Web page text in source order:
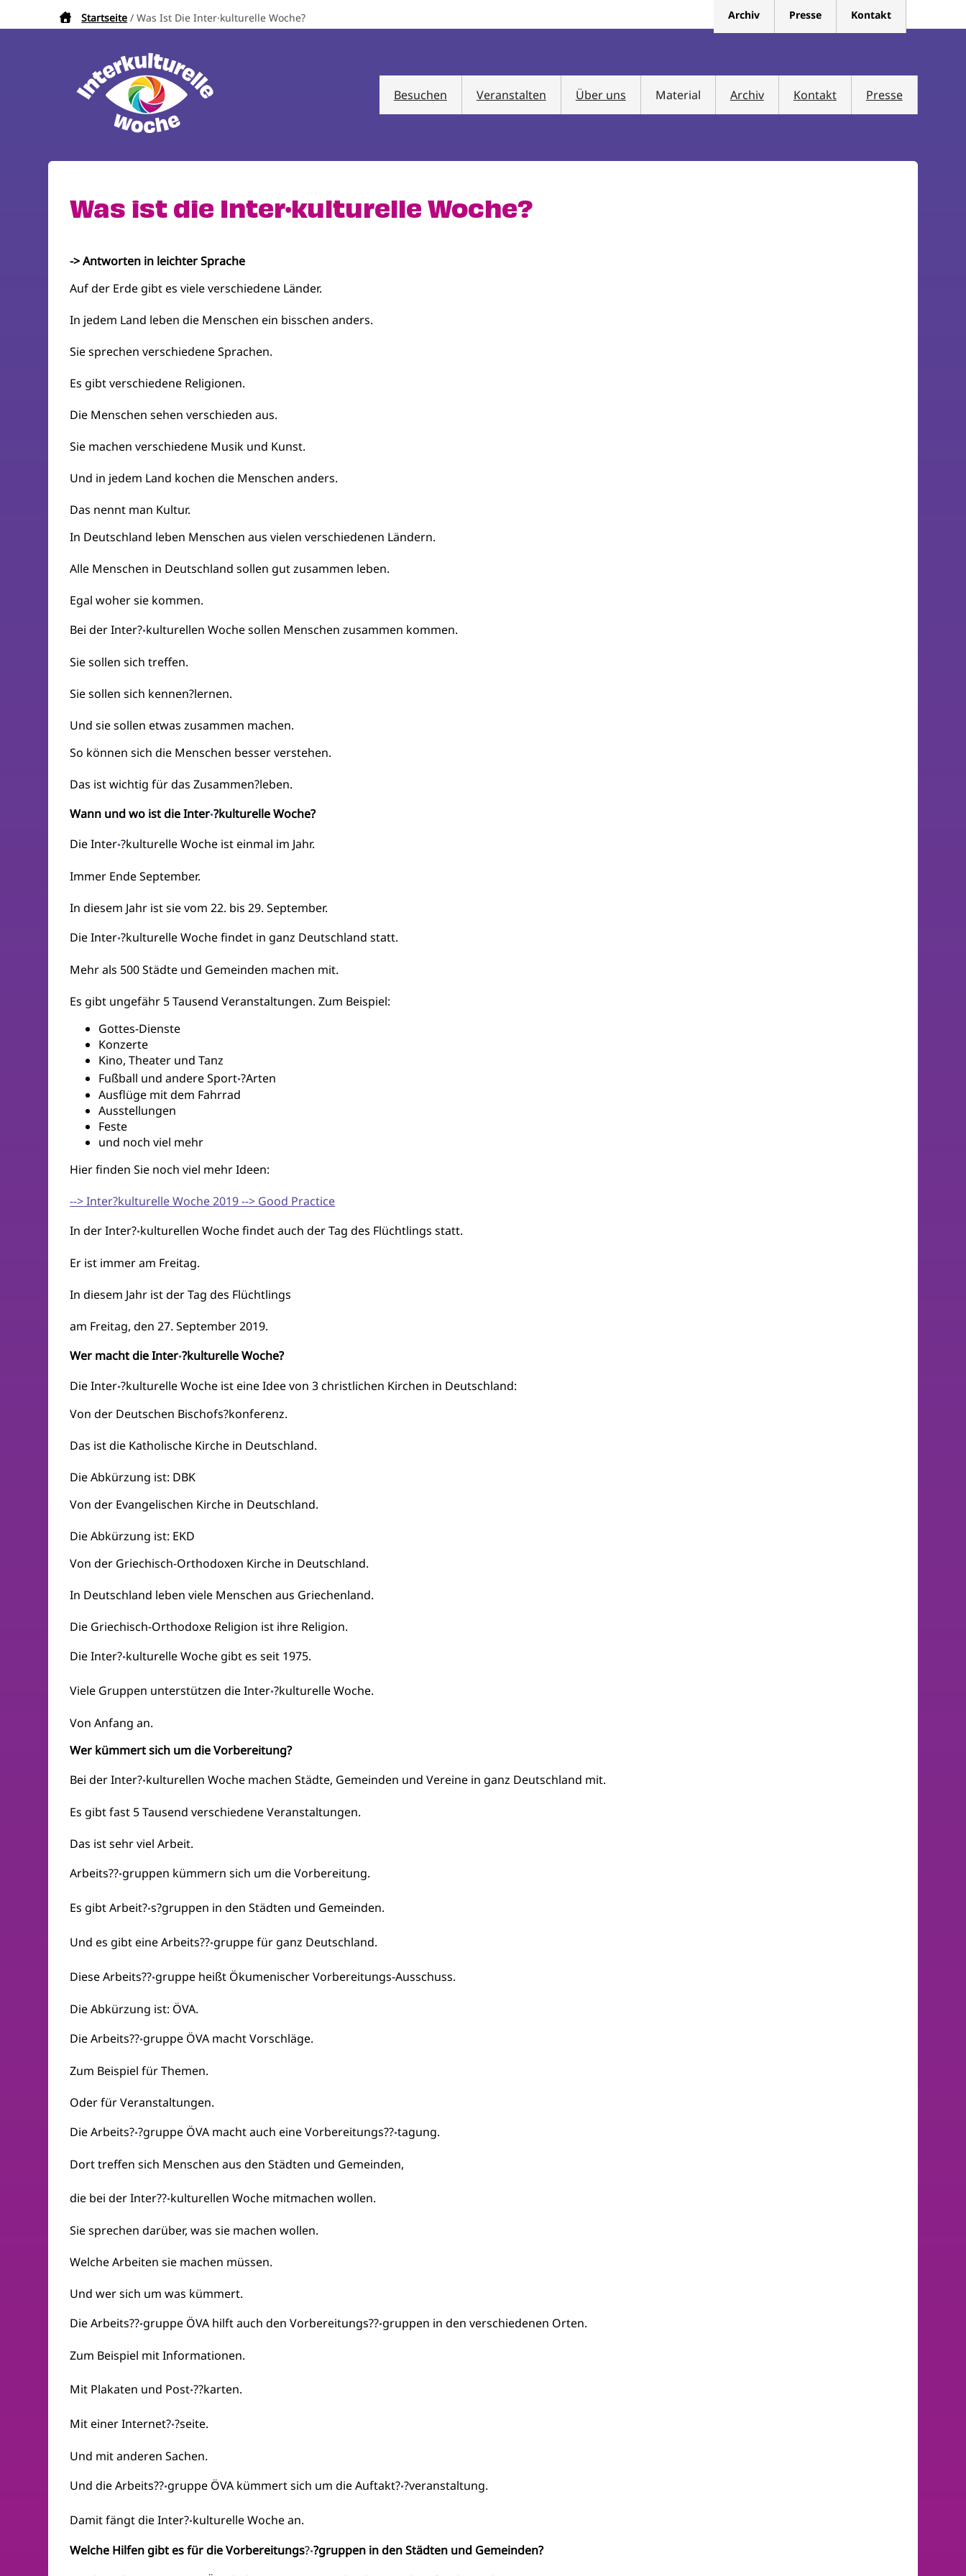
Pfadnavigation
Startseite Was Ist Die Inter·kulturelle Woche? Archiv Presse Kontakt
Besuchen Veranstalten Über uns Material Archiv Kontakt Presse
Was ist die Inter·kulturelle Woche?
-> Antworten in leichter Sprache
Auf der Erde gibt es viele verschiedene Länder.
In jedem Land leben die Menschen ein bisschen anders.
Sie sprechen verschiedene Sprachen.
Es gibt verschiedene Religionen.
Die Menschen sehen verschieden aus.
Sie machen verschiedene Musik und Kunst.
Und in jedem Land kochen die Menschen anders.
Das nennt man Kultur.
In Deutschland leben Menschen aus vielen verschiedenen Ländern.
Alle Menschen in Deutschland sollen gut zusammen leben.
Egal woher sie kommen.
Bei der Inter?·kulturellen Woche sollen Menschen zusammen kommen.
Sie sollen sich treffen.
Sie sollen sich kennen?lernen.
Und sie sollen etwas zusammen machen.
So können sich die Menschen besser verstehen.
Das ist wichtig für das Zusammen?leben.
Wann und wo ist die Inter·?kulturelle Woche?
Die Inter·?kulturelle Woche ist einmal im Jahr.
Immer Ende September.
In diesem Jahr ist sie vom 22. bis 29. September.
Die Inter·?kulturelle Woche findet in ganz Deutschland statt.
Mehr als 500 Städte und Gemeinden machen mit.
Es gibt ungefähr 5 Tausend Veranstaltungen. Zum Beispiel:
Gottes-Dienste
Konzerte
Kino, Theater und Tanz
Fußball und andere Sport·?Arten
Ausflüge mit dem Fahrrad
Ausstellungen
Feste
und noch viel mehr
Hier finden Sie noch viel mehr Ideen:
--> Inter?kulturelle Woche 2019 --> Good Practice
In der Inter?·kulturellen Woche findet auch der Tag des Flüchtlings statt.
Er ist immer am Freitag.
In diesem Jahr ist der Tag des Flüchtlings
am Freitag, den 27. September 2019.
Wer macht die Inter·?kulturelle Woche?
Die Inter·?kulturelle Woche ist eine Idee von 3 christlichen Kirchen in Deutschland:
Von der Deutschen Bischofs?konferenz.
Das ist die Katholische Kirche in Deutschland.
Die Abkürzung ist: DBK
Von der Evangelischen Kirche in Deutschland.
Die Abkürzung ist: EKD
Von der Griechisch-Orthodoxen Kirche in Deutschland.
In Deutschland leben viele Menschen aus Griechenland.
Die Griechisch-Orthodoxe Religion ist ihre Religion.
Die Inter?·kulturelle Woche gibt es seit 1975.
Viele Gruppen unterstützen die Inter·?kulturelle Woche.
Von Anfang an.
Wer kümmert sich um die Vorbereitung?
Bei der Inter?·kulturellen Woche machen Städte, Gemeinden und Vereine in ganz Deutschland mit.
Es gibt fast 5 Tausend verschiedene Veranstaltungen.
Das ist sehr viel Arbeit.
Arbeits??·gruppen kümmern sich um die Vorbereitung.
Es gibt Arbeit?·s?gruppen in den Städten und Gemeinden.
Und es gibt eine Arbeits??·gruppe für ganz Deutschland.
Diese Arbeits??·gruppe heißt Ökumenischer Vorbereitungs-Ausschuss.
Die Abkürzung ist: ÖVA.
Die Arbeits??·gruppe ÖVA macht Vorschläge.
Zum Beispiel für Themen.
Oder für Veranstaltungen.
Die Arbeits?·?gruppe ÖVA macht auch eine Vorbereitungs??·tagung.
Dort treffen sich Menschen aus den Städten und Gemeinden,
die bei der Inter??·kulturellen Woche mitmachen wollen.
Sie sprechen darüber, was sie machen wollen.
Welche Arbeiten sie machen müssen.
Und wer sich um was kümmert.
Die Arbeits??·gruppe ÖVA hilft auch den Vorbereitungs??·gruppen in den verschiedenen Orten.
Zum Beispiel mit Informationen.
Mit Plakaten und Post·??karten.
Mit einer Internet?·?seite.
Und mit anderen Sachen.
Und die Arbeits??·gruppe ÖVA kümmert sich um die Auftakt?·?veranstaltung.
Damit fängt die Inter?·kulturelle Woche an.
Welche Hilfen gibt es für die Vorbereitungs?·?gruppen in den Städten und Gemeinden?